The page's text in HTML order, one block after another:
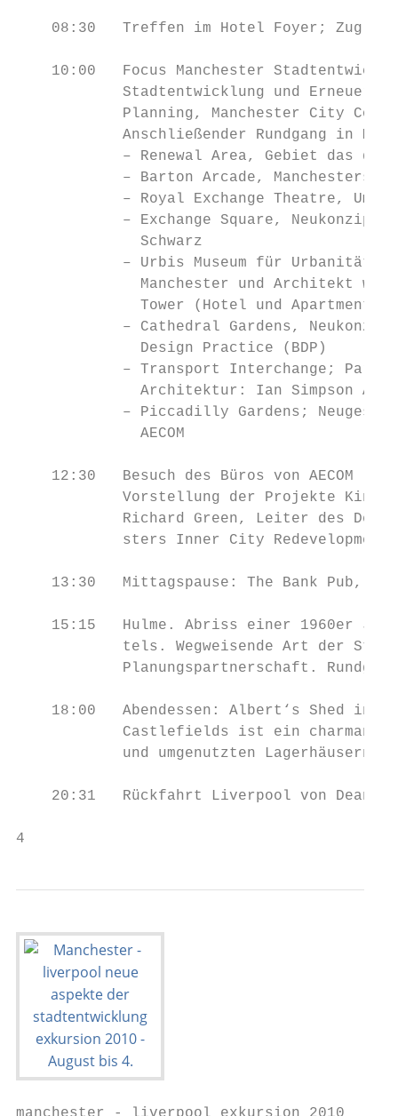
08:30   Treffen im Hotel Foyer; Zug
10:00   Focus Manchester
Stadtentwicklung und
Planning, Manchester City
Anschließender Rundgang in
– Renewal Area, Gebiet das
– Barton Arcade, Manchesters
– Royal Exchange Theatre,
– Exchange Square,
              Schwarz
– Urbis Museum für Urbanität;
Manchester und Architekt
Tower (Hotel und Apartments)
– Cathedral Gardens,
              Design Practice (BDP)
– Transport Interchange; Park
Architektur: Ian Simpson
– Piccadilly Gardens;
              AECOM
12:30   Besuch des Büros von AECOM
Vorstellung der Projekte
Richard Green, Leiter des
sters Inner City Redevelopment
13:30   Mittagspause: The Bank Pub, 57
15:15   Hulme. Abriss einer 1960er
tels. Wegweisende Art der
Planungspartnerschaft.
18:00   Abendessen: Albert‘s Shed in
Castlefields ist ein
und umgenutzten Lagerhäusern.
20:31   Rückfahrt Liverpool von
4